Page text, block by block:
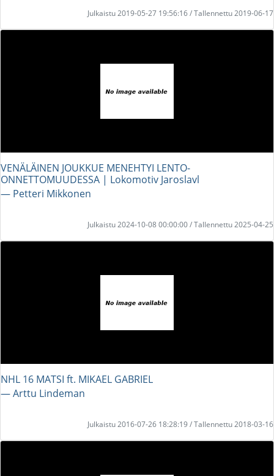
Julkaistu 2019-05-27 19:56:16 / Tallennettu 2019-06-17
VENÄLÄINEN JOUKKUE MENEHTYI LENTO-
ONNETTOMUUDESSA | Lokomotiv Jaroslavl
― Petteri Mikkonen
Julkaistu 2024-10-08 00:00:00 / Tallennettu 2025-04-25
NHL 16 MATSI ft. MIKAEL GABRIEL
― Arttu Lindeman
Julkaistu 2016-07-26 18:28:19 / Tallennettu 2018-03-16